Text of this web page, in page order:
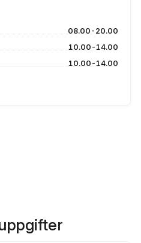
08.00-20.00
10.00-14.00
10.00-14.00